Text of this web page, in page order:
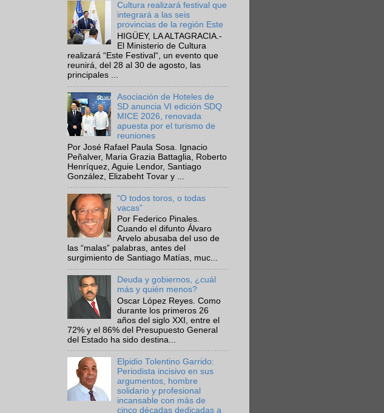
Cultura realizará festival que
integrará a las seis
provincias de la región Este
HIGÜEY, LA ALTAGRACIA.-
El Ministerio de Cultura
realizará “Este Festival“, un evento que
reunirá, del 28 al 30 de agosto, las
principales ...
Asociación de Hoteles de
SD anuncia VI edición SDQ
MICE 2026, renovada
apuesta por el turismo de
reuniones
Por José Rafael Paula Sosa. Ignacio
Peñalver, Maria Grazia Battaglia, Roberto
Henríquez, Aguie Lendor, Santiago
González, Elizabeht Tovar y ...
“O todos toros, o todas
vacas”
Por Federico Pinales.
Cuando el difunto Álvaro
Arvelo abusaba del uso de
las “malas” palabras, antes del
surgimiento de Santiago Matías, muc...
Deuda y gobiernos, ¿cuál
más y quién menos?
Oscar López Reyes. Como
durante los primeros 26
años del siglo XXI, entre el
72% y el 86% del Presupuesto General
del Estado ha sido destina...
Elpidio Tolentino Garrido:
Periodista incisivo en sus
argumentos, hombre
solidario y profesional
incansable con más de
cinco décadas dedicadas a